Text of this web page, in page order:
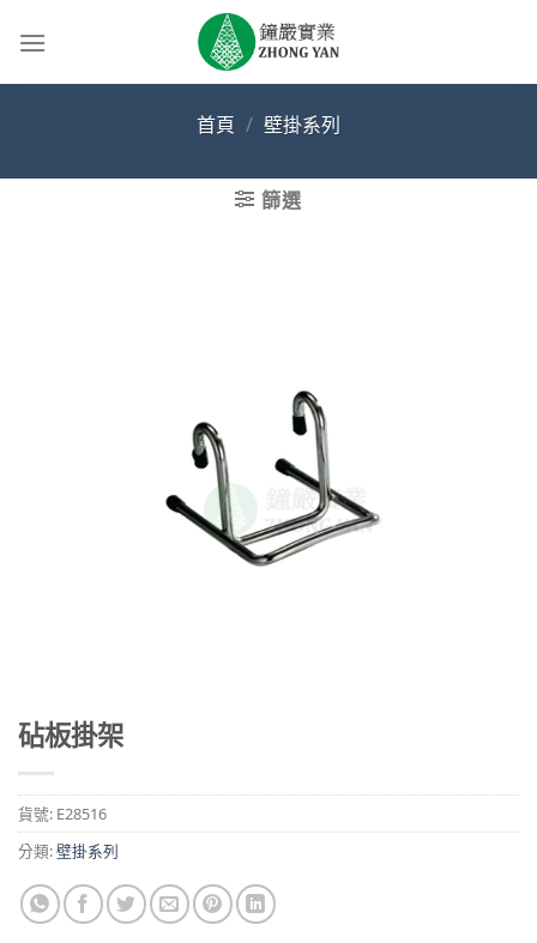
首頁 / 壁掛系列
篩選
砧板掛架
貨號: E28516
分類:壁掛系列